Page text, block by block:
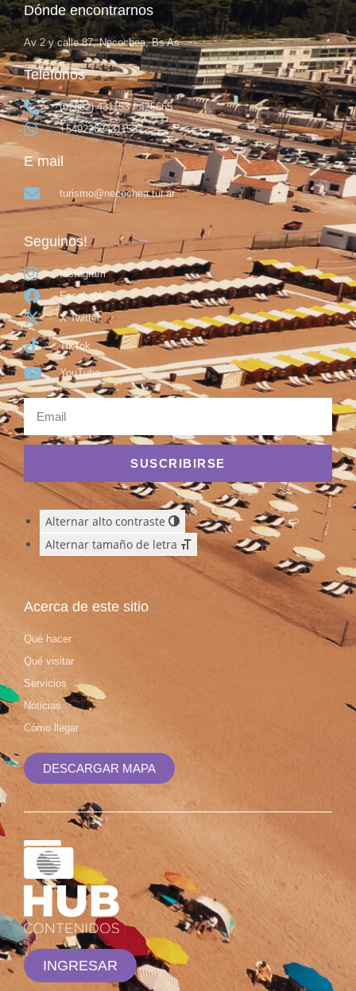
Dónde encontrarnos
Av 2 y calle 87, Necochea, Bs As
Teléfonos
(02262) 431153 / 425665
+5492262431153
E mail
turismo@necochea.tur.ar
Seguinos!
Instagram
Facebook
X Twitter
TikTok
YouTube
SUSCRIBIRSE
Alternar alto contraste
Alternar tamaño de letra
Acerca de este sitio
Qué hacer
Qué visitar
Servicios
Noticias
Cómo llegar
DESCARGAR MAPA
INGRESAR